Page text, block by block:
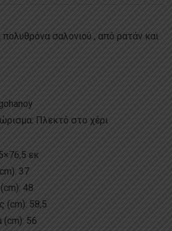
σαλονιού , από ρατάν και
Πλεκτό στο χέρι
εκ
37
48
(cm): 58,5
(cm): 56